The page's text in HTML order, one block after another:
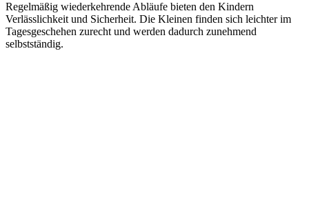
Regelmäßig wiederkehrende Abläufe bieten den Kindern
Verlässlichkeit und Sicherheit. Die Kleinen finden sich leichter im
Tagesgeschehen zurecht und werden dadurch zunehmend
selbstständig.